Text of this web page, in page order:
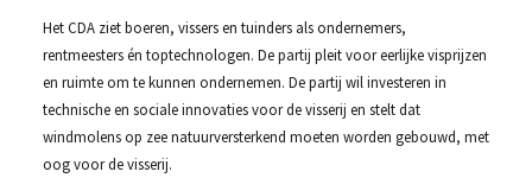
Het CDA ziet boeren, vissers en tuinders als ondernemers,
rentmeesters én toptechnologen. De partij pleit voor eerlijke visprijzen
en ruimte om te kunnen ondernemen. De partij wil investeren in
technische en sociale innovaties voor de visserij en stelt dat
windmolens op zee natuurversterkend moeten worden gebouwd, met
oog voor de visserij.